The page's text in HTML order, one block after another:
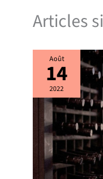
Articles
Août
14
2022